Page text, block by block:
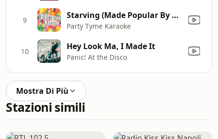
9 Starving (Made Popular By Hailee Steinfeld & Grey ft. Zedd) [Karaoke Version]
Party Tyme Karaoke
10 Hey Look Ma, I Made It
Panic! At the Disco
Mostra Di Più
Stazioni simili